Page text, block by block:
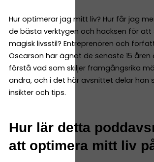
Hur optimerar jag mitt liv? Hur får jag
de bästa verktygen och hacksen för att
magisk livsstil? Entreprenören och
Oscarson har ägnat de senaste 15
förstå vad som skiljer framgångsrika
andra, och i det här avsnittet delar han
insikter och tips.
Hur lär detta
att optimera mitt liv